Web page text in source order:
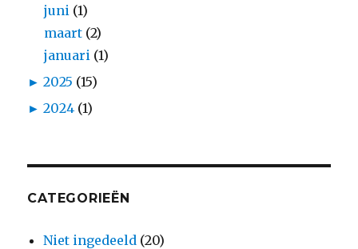
juni (1)
maart (2)
januari (1)
► 2025 (15)
► 2024 (1)
CATEGORIEËN
Niet ingedeeld (20)